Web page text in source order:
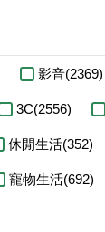
影音(2369)
3C(2556)
休閒生活(352)
寵物生活(692)